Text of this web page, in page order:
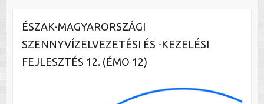
ÉSZAK-MAGYARORSZÁGI
SZENNYVÍZELVEZETÉSI ÉS -KEZELÉSI
FEJLESZTÉS 12. (ÉMO 12)